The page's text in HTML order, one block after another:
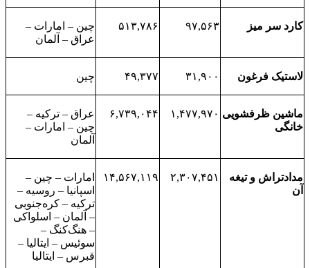
کارد سر میز ۹۷,۵۶۳ ۵۱۳,۷۸۶
چین – امارات –
عراق – آلمان
لاستیک فرغون ۳۱,۹۰۰ ۴۹,۳۷۷ چین
ماشین ظرفشویی
خانگی
۱,۴۷۷,۹۷۰ ۶,۷۳۹,۰۴۴
عراق – ترکیه –
چین – امارات –
آلمان
مدادتراش و تیغه
آن
۲,۳۰۷,۴۵۱ ۱۴,۵۶۷,۱۱۹
امارات – چین –
اسپانیا – روسیه –
ترکیه – کره‌جنوبی
– آلمان – اسلواکی
– هنگ‌کنگ –
سوئیس – ایتالیا –
قبرس – ایتالیا